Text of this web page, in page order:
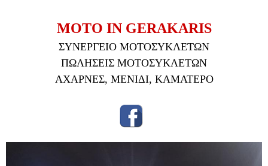
MOTO IN GERAKARIS
ΣΥΝΕΡΓΕΙΟ ΜΟΤΟΣΥΚΛΕΤΩΝ
ΠΩΛΗΣΕΙΣ ΜΟΤΟΣΥΚΛΕΤΩΝ
ΑΧΑΡΝΕΣ, ΜΕΝΙΔΙ, ΚΑΜΑΤΕΡΟ